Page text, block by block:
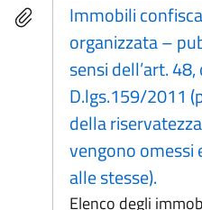
Immobili
organizzata –
sensi dell’art. 48,
D.lgs.159/2011
della
vengono
alle stesse).
Elenco degli